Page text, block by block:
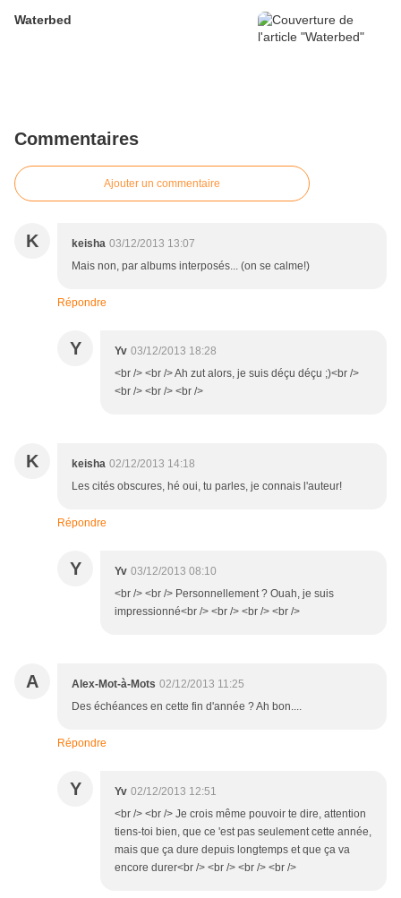
Waterbed
Commentaires
Ajouter un commentaire
K keisha 03/12/2013 13:07
Mais non, par albums interposés... (on se calme!)
Répondre
Y Yv 03/12/2013 18:28
<br /> <br /> Ah zut alors, je suis déçu déçu ;)<br />
<br /> <br /> <br />
K keisha 02/12/2013 14:18
Les cités obscures, hé oui, tu parles, je connais l'auteur!
Répondre
Y Yv 03/12/2013 08:10
<br /> <br /> Personnellement ? Ouah, je suis
impressionné<br /> <br /> <br /> <br />
A Alex-Mot-à-Mots 02/12/2013 11:25
Des échéances en cette fin d'année ? Ah bon....
Répondre
Y Yv 02/12/2013 12:51
<br /> <br /> Je crois même pouvoir te dire, attention
tiens-toi bien, que ce 'est pas seulement cette année,
mais que ça dure depuis longtemps et que ça va
encore durer<br /> <br /> <br /> <br />